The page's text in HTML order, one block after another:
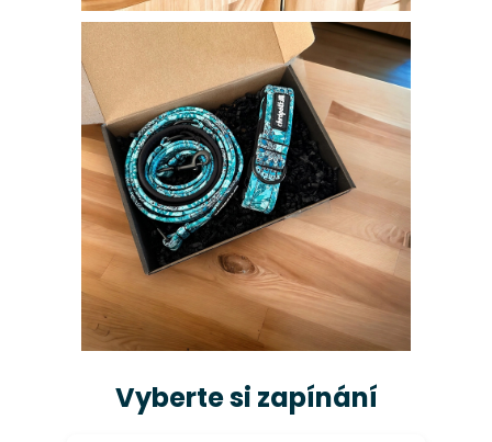
Vyberte si zapínání